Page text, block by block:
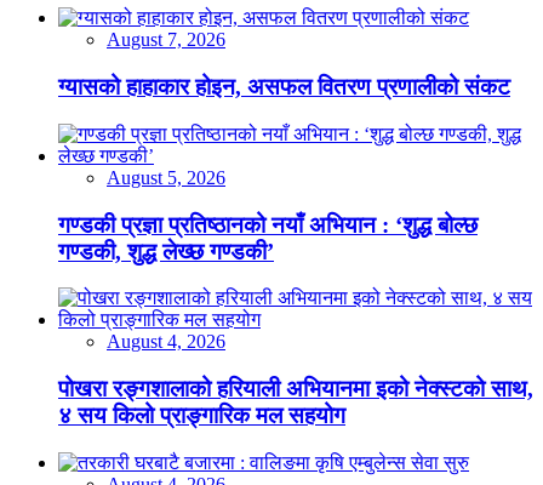
August 7, 2026
ग्यासको हाहाकार होइन, असफल वितरण प्रणालीको संकट
August 5, 2026
गण्डकी प्रज्ञा प्रतिष्ठानको नयाँ अभियान : ‘शुद्ध बोल्छ
गण्डकी, शुद्ध लेख्छ गण्डकी’
August 4, 2026
पोखरा रङ्गशालाको हरियाली अभियानमा इको नेक्स्टको साथ,
४ सय किलो प्राङ्गारिक मल सहयोग